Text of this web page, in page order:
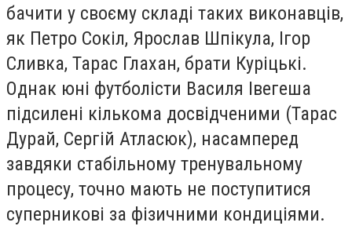
бачити у своєму складі таких виконавців,
як Петро Сокіл, Ярослав Шпікула, Ігор
Сливка, Тарас Глахан, брати Куріцькі.
Однак юні футболісти Василя Івегеша
підсилені кількома досвідченими (Тарас
Дурай, Сергій Атласюк), насамперед
завдяки стабільному тренувальному
процесу, точно мають не поступитися
суперникові за фізичними кондиціями.